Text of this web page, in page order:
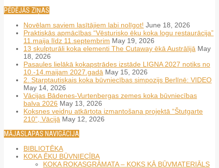
PĒDĒJĀS ZIŅAS
Novēlam saviem lasītājiem labi nolīgot! June 18, 2026
Praktiskās apmācības “Vēsturisko ēku koka logu restaurācija”
11.maija līdz 11.septembrim May 19, 2026
13 skulpturāli koka elementi The Cutaway ēkā Austrālijā May
18, 2026
Pasaules lielākā kokapstrādes izstāde LIGNA 2027 notiks no
10.-14.maijam 2027.gadā May 15, 2026
2. Starptautiskais koka būvniecības simpozijs Berlīnē: VIDEO
May 14, 2026
Vācijas Bādenes-Vurtenbergas zemes koka būvniecības
balva 2026 May 13, 2026
Koksnes veidņu atkārtota izmantošana projektā “Štutgarte
210”, Vācijā May 12, 2026
MĀJASLAPAS NAVIGĀCIJA
BIBLIOTĒKA
KOKA ĒKU BŪVNIECĪBA
KOKA ROKASGRĀMATA – KOKS KĀ BŪVMATERIĀLS